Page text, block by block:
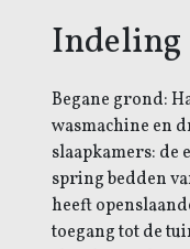
Indeling
Begane grond:
wasmachine en
slaapkamers: de
spring bedden
heeft
toegang tot de